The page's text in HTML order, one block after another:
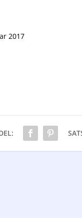
2017